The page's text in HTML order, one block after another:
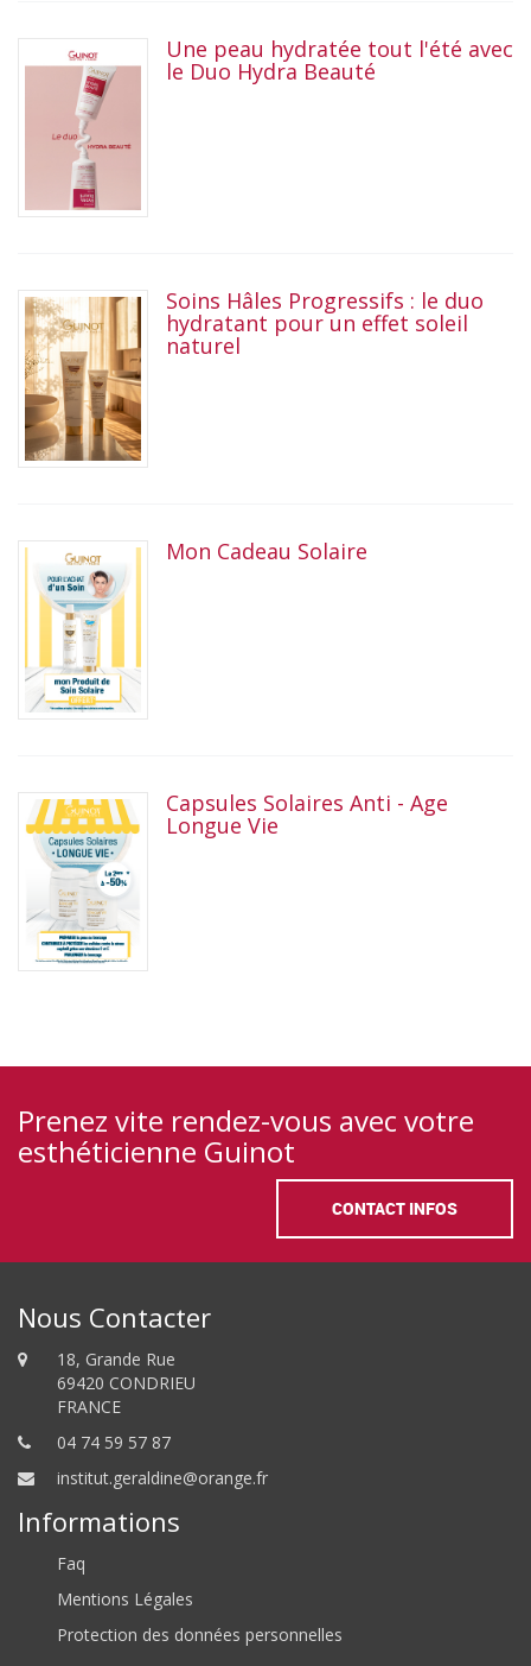
Une peau hydratée tout l'été avec
le Duo Hydra Beauté
Soins Hâles Progressifs : le duo
hydratant pour un effet soleil
naturel
Mon Cadeau Solaire
Capsules Solaires Anti - Age
Longue Vie
Prenez vite rendez-vous avec votre
esthéticienne Guinot
CONTACT INFOS
Nous Contacter
18, Grande Rue
69420 CONDRIEU
FRANCE
04 74 59 57 87
institut.geraldine@orange.fr
Informations
Faq
Mentions Légales
Protection des données personnelles